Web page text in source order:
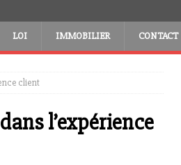
LOI IMMOBILIER CONTACT
client
l’expérience